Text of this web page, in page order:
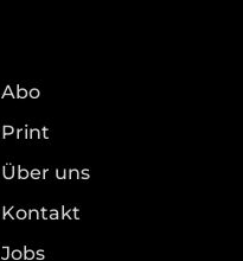
Abo
Print
Über uns
Kontakt
Jobs